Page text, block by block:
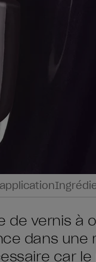
de vernis à
dans une
car